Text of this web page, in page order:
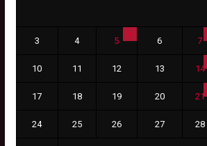
3 4 5 6 7
10 11 12 13 14
17 18 19 20 21
24 25 26 27 28